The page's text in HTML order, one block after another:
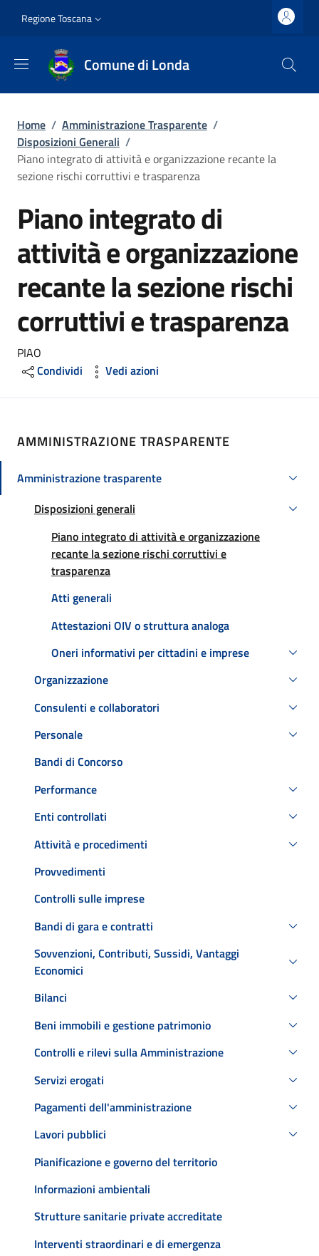
Slim top
Regione Toscana
Comune di Londa
Briciole di pane
Home / Amministrazione Trasparente /
Disposizioni Generali /
Piano integrato di attività e organizzazione recante la
sezione rischi corruttivi e trasparenza
Piano integrato di
attività e organizzazione
recante la sezione rischi
corruttivi e trasparenza
Dettagli
PIAO
Condividi
Vedi azioni
AMMINISTRAZIONE TRASPARENTE
Amministrazione trasparente
Attivo
Disposizioni generali
Attivo
Piano integrato di attività e organizzazione
recante la sezione rischi corruttivi e
trasparenza
Atti generali
Attestazioni OIV o struttura analoga
Oneri informativi per cittadini e imprese
Organizzazione
Consulenti e collaboratori
Personale
Bandi di Concorso
Performance
Enti controllati
Attività e procedimenti
Provvedimenti
Controlli sulle imprese
Bandi di gara e contratti
Sovvenzioni, Contributi, Sussidi, Vantaggi
Economici
Bilanci
Beni immobili e gestione patrimonio
Controlli e rilevi sulla Amministrazione
Servizi erogati
Pagamenti dell'amministrazione
Lavori pubblici
Pianificazione e governo del territorio
Informazioni ambientali
Strutture sanitarie private accreditate
Interventi straordinari e di emergenza